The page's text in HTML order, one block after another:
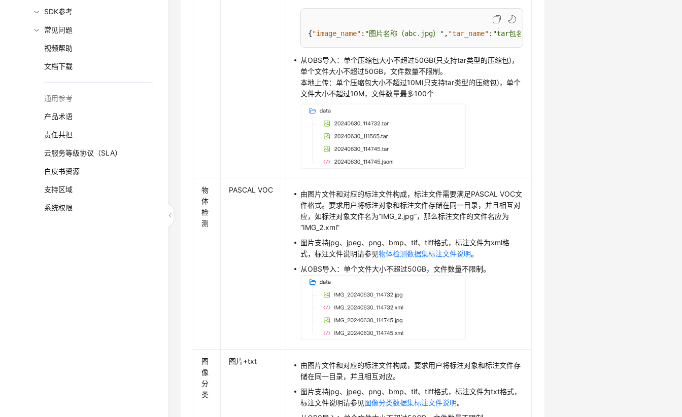
SDK参考
常见问题
视频帮助
文档下载
通用参考
产品术语
责任共担
云服务等级协议（SLA）
白皮书资源
支持区域
系统权限
{"image_name" : "图片名称（abc.jpg）" , "tar_name" : "tar包名称（1.tar）"
从OBS导入：单个压缩包大小不超过50GB(只支持tar类型的压缩包)，
单个文件大小不超过50GB，文件数量不限制。
本地上传：单个压缩包大小不超过10M(只支持tar类型的压缩包)，单个
文件大小不超过10M，文件数量最多100个
物
体
检
测
PASCAL VOC
由图片文件和对应的标注文件构成，标注文件需要满足PASCAL VOC文
件格式。要求用户将标注对象和标注文件存储在同一目录，并且相互对
应，如标注对象文件名为“IMG_2.jpg”，那么标注文件的文件名应为
“IMG_2.xml”
图片支持jpg、jpeg、png、bmp、tif、tiff格式，标注文件为xml格
式，标注文件说明请参见物体检测数据集标注文件说明。
从OBS导入：单个文件大小不超过50GB，文件数量不限制。
图
像
分
类
图片+txt
由图片文件和对应的标注文件构成，要求用户将标注对象和标注文件存
储在同一目录，并且相互对应。
图片支持jpg、jpeg、png、bmp、tif、tiff格式，标注文件为txt格式，
标注文件说明请参见图像分类数据集标注文件说明。